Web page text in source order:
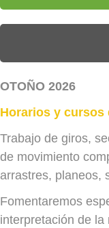
OTOÑO 2026
Horarios y cursos
Trabajo de giros,
de movimiento
arrastres, planeos,
Fomentaremos
interpretación de